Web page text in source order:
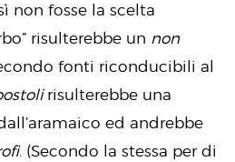
non fosse la scelta
risulterebbe un non
fonti riconducibili al
risulterebbe una
ed andrebbe
. (Secondo la stessa per di